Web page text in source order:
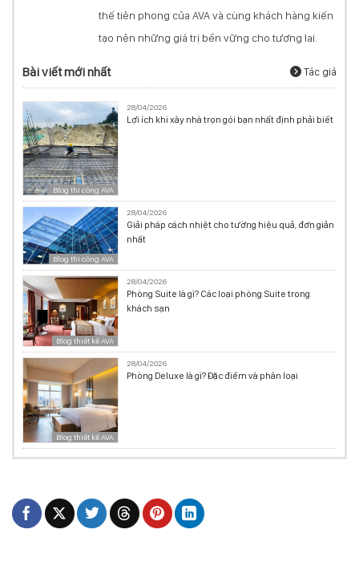
thế tiên phong của AVA và cùng khách hàng kiến
tạo nên những giá trị bền vững cho tương lai.
Bài viết mới nhất Tác giả
Blog thi công AVA
28/04/2026
Lợi ích khi xây nhà trọn gói bạn nhất định phải biết
Blog thi công AVA
28/04/2026
Giải pháp cách nhiệt cho tường hiệu quả, đơn giản
nhất
Blog thiết kế AVA
28/04/2026
Phòng Suite là gì? Các loại phòng Suite trong
khách sạn
Blog thiết kế AVA
28/04/2026
Phòng Deluxe là gì? Đặc điểm và phân loại